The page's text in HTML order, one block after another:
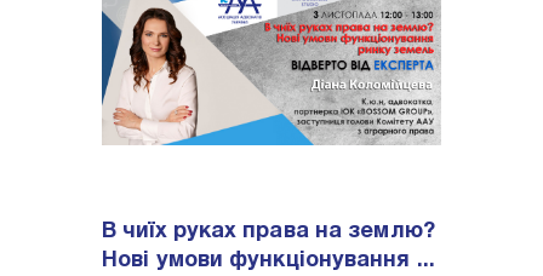
В чиїх руках права на землю?
Нові умови функціонування ...